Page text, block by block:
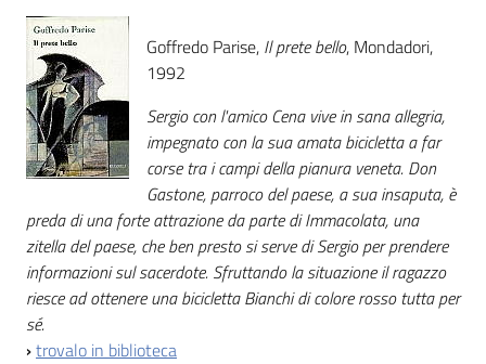
Goffredo Parise, Il prete bello, Mondadori,
1992
Sergio con l'amico Cena vive in sana allegria,
impegnato con la sua amata bicicletta a far
corse tra i campi della pianura veneta. Don
Gastone, parroco del paese, a sua insaputa, è
preda di una forte attrazione da parte di Immacolata, una
zitella del paese, che ben presto si serve di Sergio per prendere
informazioni sul sacerdote. Sfruttando la situazione il ragazzo
riesce ad ottenere una bicicletta Bianchi di colore rosso tutta per
sé.
›trovalo in biblioteca